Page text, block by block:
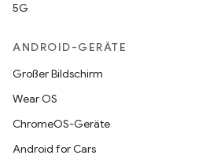
5G
ANDROID-GERÄTE
Großer Bildschirm
Wear OS
ChromeOS-Geräte
Android for Cars